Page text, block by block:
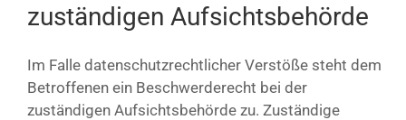
zuständigen Aufsichtsbehörde
Im Falle datenschutzrechtlicher Verstöße steht dem
Betroffenen ein Beschwerderecht bei der
zuständigen Aufsichtsbehörde zu. Zuständige